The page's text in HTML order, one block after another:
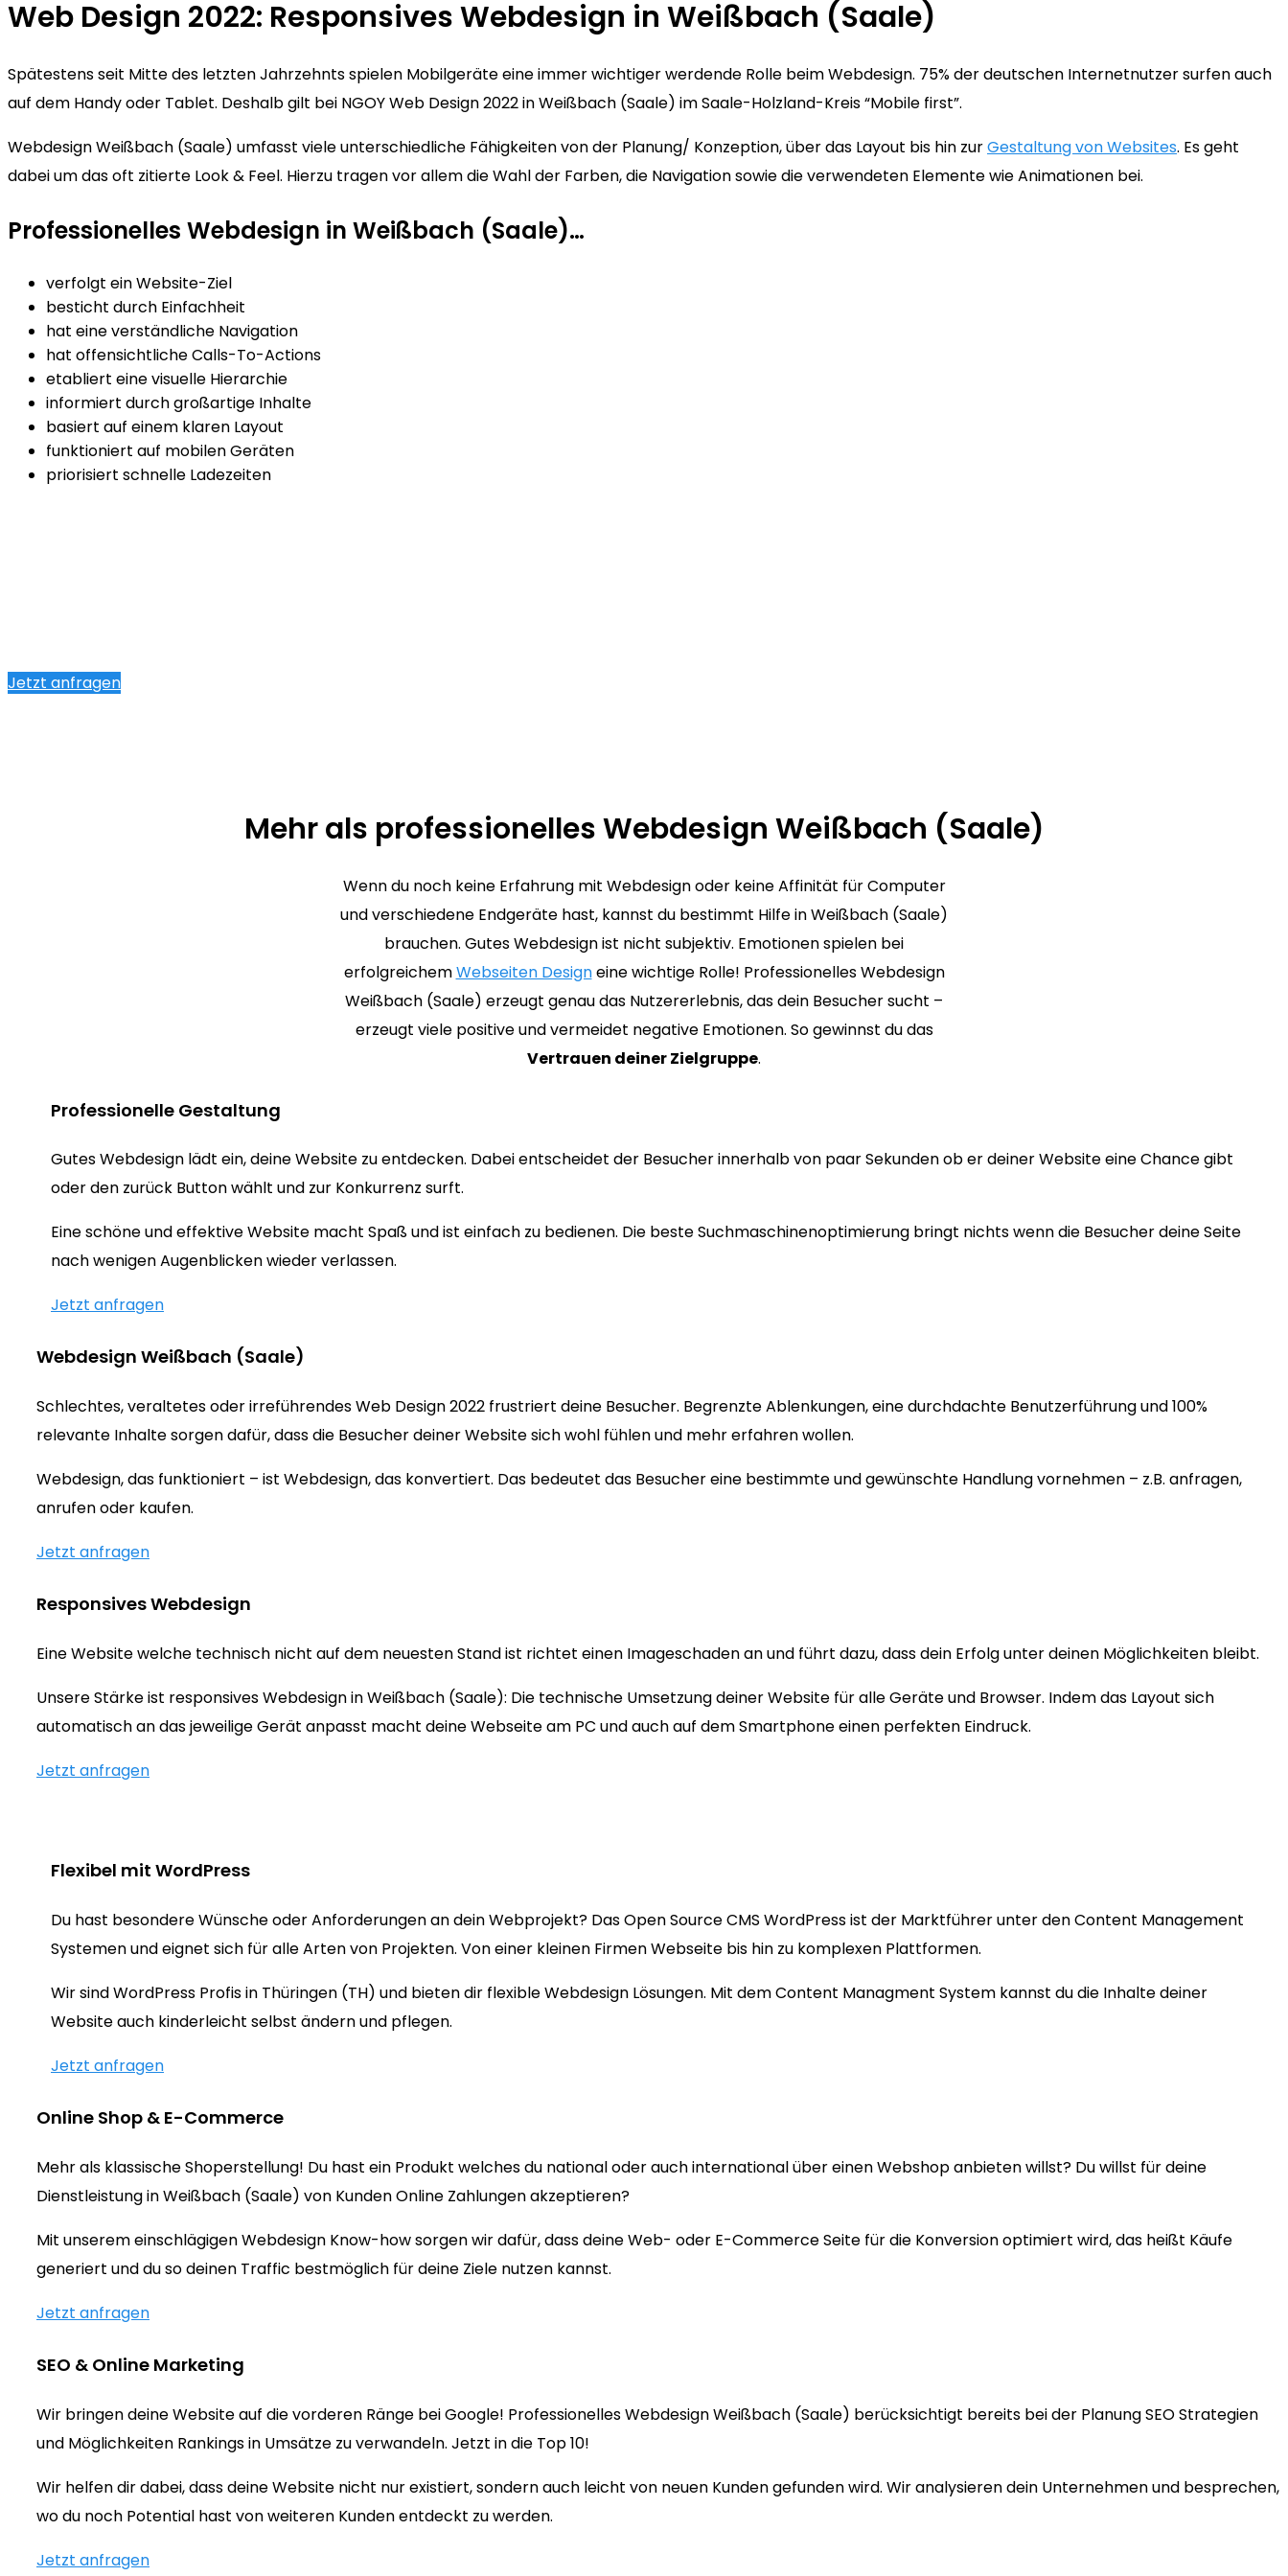
Web Design 2022: Responsives Webdesign in Weißbach (Saale)
Spätestens seit Mitte des letzten Jahrzehnts spielen Mobilgeräte eine immer wichtiger werdende Rolle beim Webdesign. 75% der deutschen Internetnutzer surfen auch
auf dem Handy oder Tablet. Deshalb gilt bei NGOY Web Design 2022 in Weißbach (Saale) im Saale-Holzland-Kreis “Mobile first”.
Webdesign Weißbach (Saale) umfasst viele unterschiedliche Fähigkeiten von der Planung/ Konzeption, über das Layout bis hin zurGestaltung von Websites. Es geht
dabei um das oft zitierte Look & Feel. Hierzu tragen vor allem die Wahl der Farben, die Navigation sowie die verwendeten Elemente wie Animationen bei.
Professionelles Webdesign in Weißbach (Saale)…
verfolgt ein Website-Ziel
besticht durch Einfachheit
hat eine verständliche Navigation
hat offensichtliche Calls-To-Actions
etabliert eine visuelle Hierarchie
informiert durch großartige Inhalte
basiert auf einem klaren Layout
funktioniert auf mobilen Geräten
priorisiert schnelle Ladezeiten
Jetzt anfragen
Mehr als professionelles Webdesign Weißbach (Saale)
Wenn du noch keine Erfahrung mit Webdesign oder keine Affinität für Computer
und verschiedene Endgeräte hast, kannst du bestimmt Hilfe in Weißbach (Saale)
brauchen. Gutes Webdesign ist nicht subjektiv. Emotionen spielen bei
erfolgreichemWebseiten Designeine wichtige Rolle! Professionelles Webdesign
Weißbach (Saale) erzeugt genau das Nutzererlebnis, das dein Besucher sucht –
erzeugt viele positive und vermeidet negative Emotionen. So gewinnst du das
Vertrauen deiner Zielgruppe.
Professionelle Gestaltung
Gutes Webdesign lädt ein, deine Website zu entdecken. Dabei entscheidet der Besucher innerhalb von paar Sekunden ob er deiner Website eine Chance gibt
oder den zurück Button wählt und zur Konkurrenz surft.
Eine schöne und effektive Website macht Spaß und ist einfach zu bedienen. Die beste Suchmaschinenoptimierung bringt nichts wenn die Besucher deine Seite
nach wenigen Augenblicken wieder verlassen.
Jetzt anfragen
Webdesign Weißbach (Saale)
Schlechtes, veraltetes oder irreführendes Web Design 2022 frustriert deine Besucher. Begrenzte Ablenkungen, eine durchdachte Benutzerführung und 100%
relevante Inhalte sorgen dafür, dass die Besucher deiner Website sich wohl fühlen und mehr erfahren wollen.
Webdesign, das funktioniert – ist Webdesign, das konvertiert. Das bedeutet das Besucher eine bestimmte und gewünschte Handlung vornehmen – z.B. anfragen,
anrufen oder kaufen.
Jetzt anfragen
Responsives Webdesign
Eine Website welche technisch nicht auf dem neuesten Stand ist richtet einen Imageschaden an und führt dazu, dass dein Erfolg unter deinen Möglichkeiten bleibt.
Unsere Stärke ist responsives Webdesign in Weißbach (Saale): Die technische Umsetzung deiner Website für alle Geräte und Browser. Indem das Layout sich
automatisch an das jeweilige Gerät anpasst macht deine Webseite am PC und auch auf dem Smartphone einen perfekten Eindruck.
Jetzt anfragen
Flexibel mit WordPress
Du hast besondere Wünsche oder Anforderungen an dein Webprojekt? Das Open Source CMS WordPress ist der Marktführer unter den Content Management
Systemen und eignet sich für alle Arten von Projekten. Von einer kleinen Firmen Webseite bis hin zu komplexen Plattformen.
Wir sind WordPress Profis in Thüringen (TH) und bieten dir flexible Webdesign Lösungen. Mit dem Content Managment System kannst du die Inhalte deiner
Website auch kinderleicht selbst ändern und pflegen.
Jetzt anfragen
Online Shop & E-Commerce
Mehr als klassische Shoperstellung! Du hast ein Produkt welches du national oder auch international über einen Webshop anbieten willst? Du willst für deine
Dienstleistung in Weißbach (Saale) von Kunden Online Zahlungen akzeptieren?
Mit unserem einschlägigen Webdesign Know-how sorgen wir dafür, dass deine Web- oder E-Commerce Seite für die Konversion optimiert wird, das heißt Käufe
generiert und du so deinen Traffic bestmöglich für deine Ziele nutzen kannst.
Jetzt anfragen
SEO & Online Marketing
Wir bringen deine Website auf die vorderen Ränge bei Google! Professionelles Webdesign Weißbach (Saale) berücksichtigt bereits bei der Planung SEO Strategien
und Möglichkeiten Rankings in Umsätze zu verwandeln. Jetzt in die Top 10!
Wir helfen dir dabei, dass deine Website nicht nur existiert, sondern auch leicht von neuen Kunden gefunden wird. Wir analysieren dein Unternehmen und besprechen,
wo du noch Potential hast von weiteren Kunden entdeckt zu werden.
Jetzt anfragen